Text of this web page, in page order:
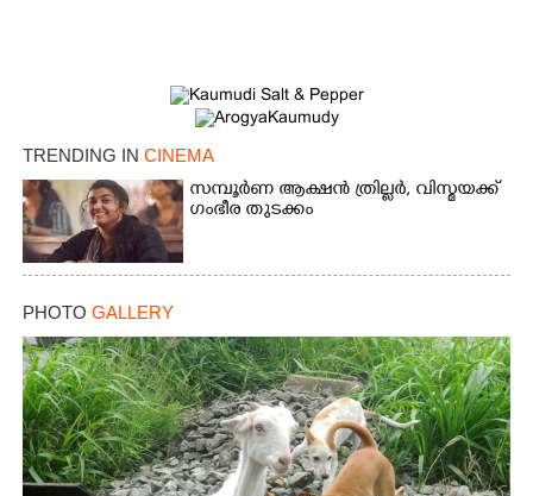
TRENDING IN CINEMA
സമ്പൂർണ ആക്ഷൻ ത്രില്ലർ,​ വിസ്മയക്ക്
ഗംഭീര തുടക്കം
PHOTO GALLERY